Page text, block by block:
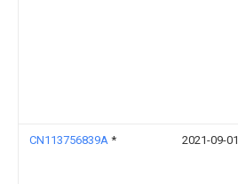
CN113756839A * 2021-09-01